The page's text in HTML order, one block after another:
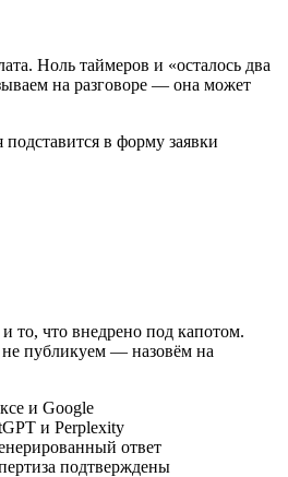
Ноль таймеров и «осталось два
на разговоре — она может
в форму заявки
то, что внедрено под капотом.
публикуем — назовём на
и Google
и Perplexity
ответ
подтверждены